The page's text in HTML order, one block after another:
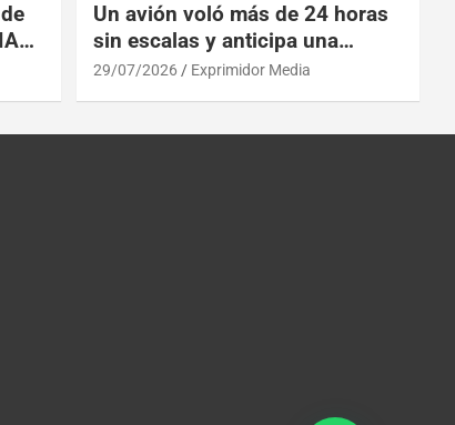
Un avión voló más de 24 horas
sin escalas y anticipa una
revolución en los viajes
29/07/2026 Exprimidor Media